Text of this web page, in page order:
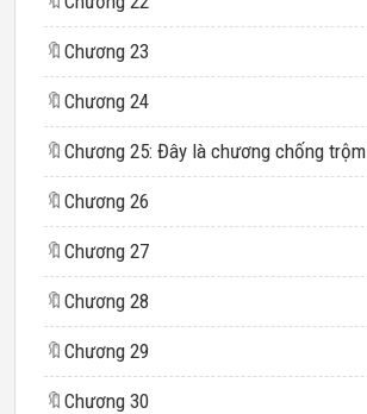
🔖 Chương 23
🔖 Chương 24
🔖 Chương 25: Đây là chương chống trộm
🔖 Chương 26
🔖 Chương 27
🔖 Chương 28
🔖 Chương 29
🔖 Chương 30